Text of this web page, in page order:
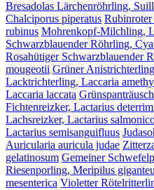
Bresadolas Lärchenröhrling,
Chalciporus piperatus
rubinus Mohrenkopf-Milchling,
Schwarzblauender Röhrling,
Rosahütiger Schwarzblauender
mougeotii Grüner
Lacktrichterling, Laccaria
Laccaria laccata
Fichtenreizker, Lactarius
Lachsreizker, Lactarius
Lactarius semisanguifluus
Auricularia auricula judae
gelatinosum Gemeiner
Riesenporling, Meripilus
mesenterica Violetter